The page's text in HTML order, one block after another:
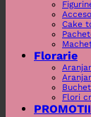
Cake
Florarie
Flori
PROMOTII